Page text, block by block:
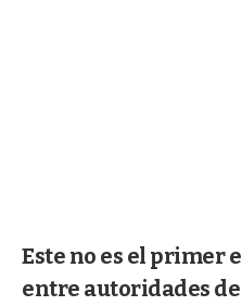
Este no es el primer
entre autoridades de